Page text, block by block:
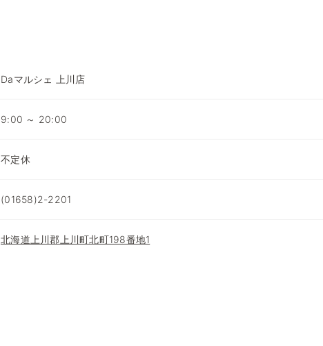
Daマルシェ 上川店
9:00 ～ 20:00
不定休
(01658)2-2201
北海道上川郡上川町北町198番地1